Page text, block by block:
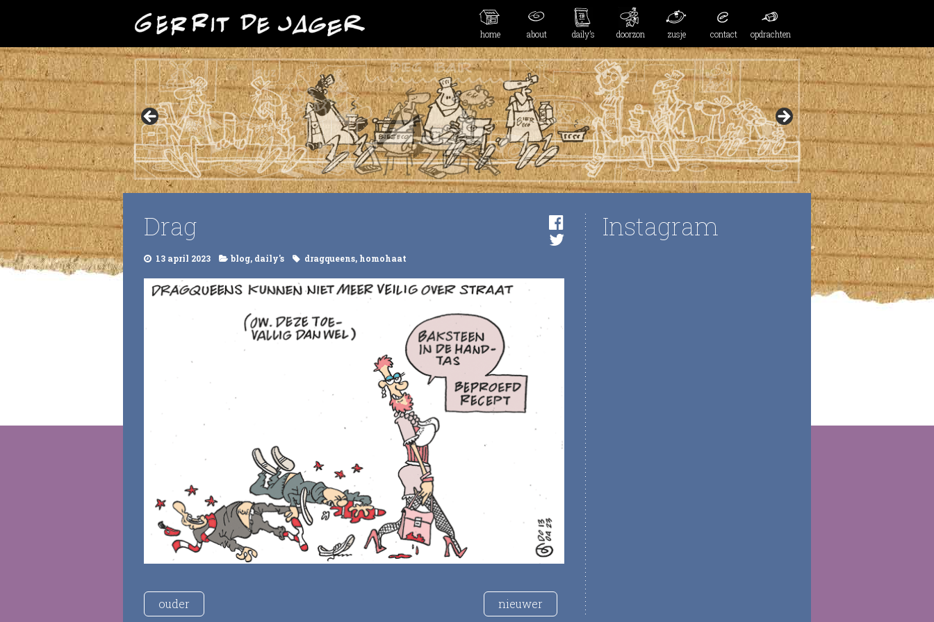
home about daily’s doorzon zusje contact opdrachten
Drag
13 april 2023 blog, daily's dragqueens, homohaat
ouder nieuwer
Instagram